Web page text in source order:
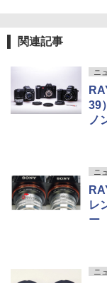
関連記事
ニ
39
ノ
ニ
レ
ー
ニ